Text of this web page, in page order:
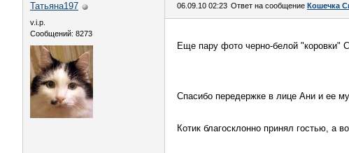
Татьяна197
v.i.p.
Сообщений: 8273
06.09.10 02:23 Ответ на сообщение Кошечка
Еще пару фото черно-белой "коровки"
Спасибо передержке в лице Ани и ее
Котик благосклонно принял гостью, а